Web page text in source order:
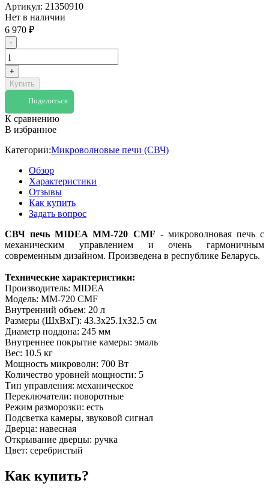
Артикул: 21350910
Нет в наличии
6 970 ₽
-
+
Купить
Поделиться
К сравнению
В избранное
Категории:Микроволновые печи (СВЧ)
Обзор
Характеристики
Отзывы
Как купить
Задать вопрос
СВЧ печь MIDEA MM-720 CMF - микроволновая печь с
механическим управлением и очень гармоничным
современным дизайном. Произведена в республике Беларусь.
Технические характеристики:
Производитель: MIDEA
Модель: MM-720 CMF
Внутренний объем: 20 л
Размеры (ШxВxГ): 43.3x25.1x32.5 cм
Диаметр поддона: 245 мм
Внутреннее покрытие камеры: эмаль
Вес: 10.5 кг
Мощность микроволн: 700 Вт
Количество уровней мощности: 5
Тип управления: механическое
Переключатели: поворотные
Режим разморозки: есть
Подсветка камеры, звуковой сигнал
Дверца: навесная
Открывание дверцы: ручка
Цвет: серебристый
Как купить?